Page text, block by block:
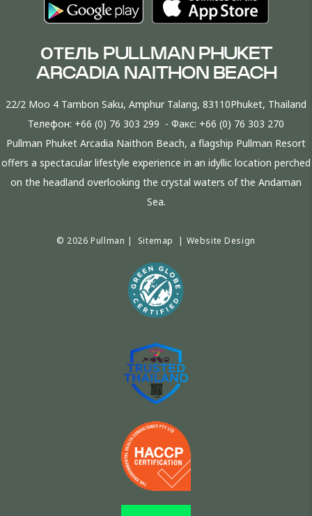
ОТЕЛЬ PULLMAN PHUKET
ARCADIA NAITHON BEACH
22/2 Moo 4 Tambon Saku, Amphur Talang, 83110Phuket, Thailand
Телефон: +66 (0) 76 303 299 - Факс: +66 (0) 76 303 270
Pullman Phuket Arcadia Naithon Beach, a flagship Pullman Resort
offers a spectacular lifestyle experience in an idyllic location perched
on the headland overlooking the crystal waters of the Andaman
Sea.
© 2026 Pullman | Sitemap | Website Design